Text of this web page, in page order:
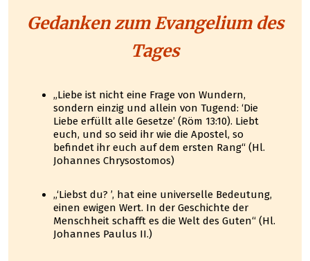
Gedanken zum Evangelium des
Tages
„Liebe ist nicht eine Frage von Wundern,
sondern einzig und allein von Tugend: ‘Die
Liebe erfüllt alle Gesetze’ (Röm 13:10). Liebt
euch, und so seid ihr wie die Apostel, so
befindet ihr euch auf dem ersten Rang“ (Hl.
Johannes Chrysostomos)
„‘Liebst du? ’, hat eine universelle Bedeutung,
einen ewigen Wert. In der Geschichte der
Menschheit schafft es die Welt des Guten“ (Hl.
Johannes Paulus II.)